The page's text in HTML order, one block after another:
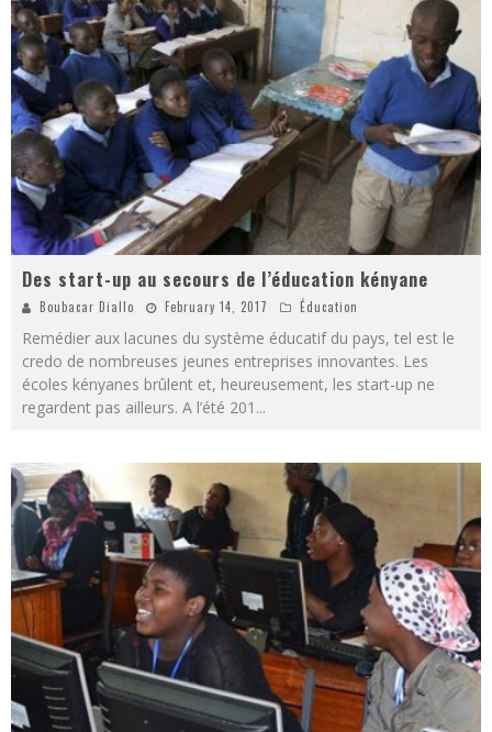
Des start-up au secours de l’éducation kényane
Boubacar Diallo February 14, 2017 Éducation
Remédier aux lacunes du système éducatif du pays, tel est le
credo de nombreuses jeunes entreprises innovantes. Les
écoles kényanes brûlent et, heureusement, les start-up ne
regardent pas ailleurs. A l’été 201 ...